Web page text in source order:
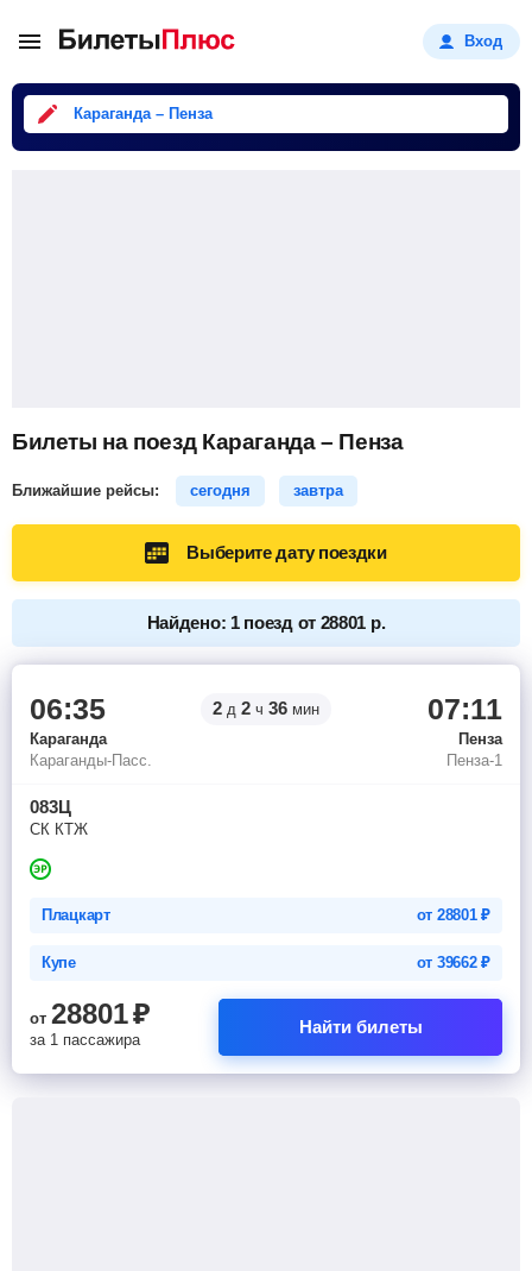
Вход
Караганда – Пенза
Билеты на поезд Караганда – Пенза
Ближайшие рейсы: сегодня завтра
Выберите дату поездки
Найдено: 1 поезд от 28801 р.
06:35 2 д 2 ч 36 мин 07:11
Караганда
Пенза
Караганды-Пасс.
Пенза-1
083Ц
СК КТЖ
Плацкарт от 28801₽
Купе от 39662₽
от 28801₽
за 1 пассажира
Найти билеты